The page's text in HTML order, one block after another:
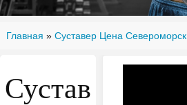
Главная » Суставер Цена Североморск
Сустав